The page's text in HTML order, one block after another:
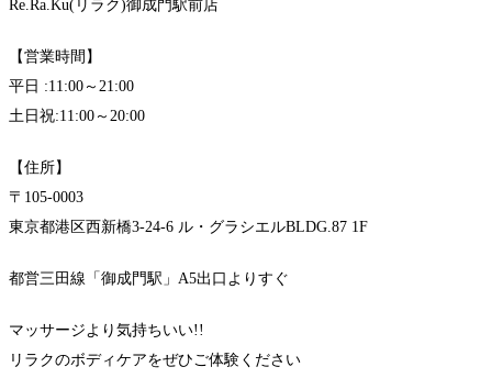
Re.Ra.Ku(リラク)御成門駅前店
【営業時間】
平日 :11:00～21:00
土日祝:11:00～20:00
【住所】
〒105-0003
東京都港区西新橋3-24-6 ル・グラシエルBLDG.87 1F
都営三田線「御成門駅」A5出口よりすぐ
マッサージより気持ちいい!!
リラクのボディケアをぜひご体験ください